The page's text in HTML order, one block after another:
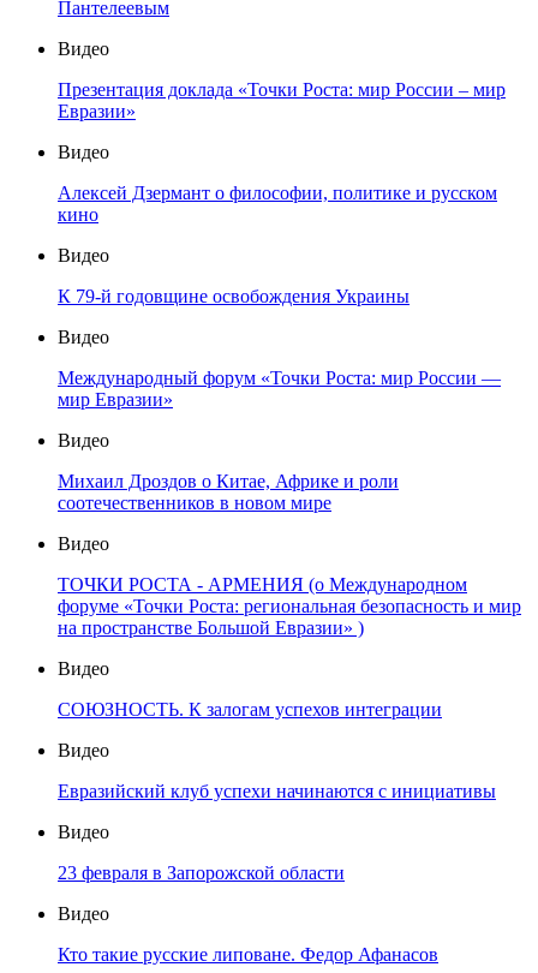
Пантелеевым
Видео
Презентация доклада «Точки Роста: мир России – мир
Евразии»
Видео
Алексей Дзермант о философии, политике и русском
кино
Видео
К 79-й годовщине освобождения Украины
Видео
Международный форум «Точки Роста: мир России —
мир Евразии»
Видео
Михаил Дроздов о Китае, Африке и роли
соотечественников в новом мире
Видео
ТОЧКИ РОСТА - АРМЕНИЯ (о Международном
форуме «Точки Роста: региональная безопасность и мир
на пространстве Большой Евразии» )
Видео
СОЮЗНОСТЬ. К залогам успехов интеграции
Видео
Евразийский клуб успехи начинаются с инициативы
Видео
23 февраля в Запорожской области
Видео
Кто такие русские липоване. Федор Афанасов